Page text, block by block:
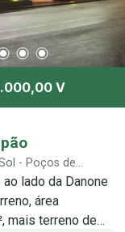
V
- Poços de
lado da Danone
área
mais terreno de